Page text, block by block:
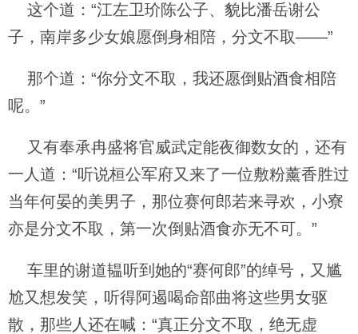
这个道：“江左卫玠陈公子、貌比潘岳谢公
子，南岸多少女娘愿倒身相陪，分文不取——”
那个道：“你分文不取，我还愿倒贴酒食相陪
呢。”
又有奉承冉盛将官威武定能夜御数女的，还有
一人道：“听说桓公军府又来了一位敷粉薰香胜过
当年何晏的美男子，那位赛何郎若来寻欢，小寮
亦是分文不取，第一次倒贴酒食亦无不可。”
车里的谢道韫听到她的“赛何郎”的绰号，又尴
尬又想发笑，听得阿遏喝命部曲将这些男女驱
散，那些人还在喊：“真正分文不取，绝无虚